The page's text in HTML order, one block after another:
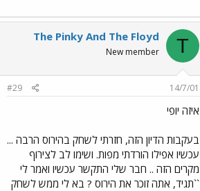
T
The Pinky And The Floyd
New member
14/7/01
#29
איזה יופי
בעקבות הדיון הזה, חזרתי לשחק בהירוס הרבה ...
עכשיו אפילו הורדתי מפות. ושימו לב לצירוף
מקרים הזה .. חבר שלי התקשר עכשיו ואמר לי
``תגיד, אתה זוכר את הירוס ? בא לי ממש לשחק